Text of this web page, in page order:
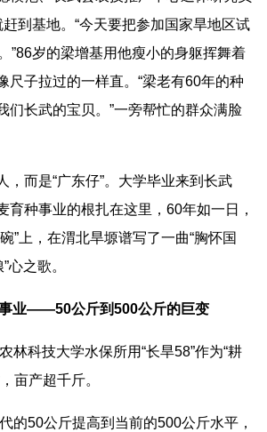
到基地。“今天要把参加国家旱地区试
”86岁的梁增基用他瘦小的身躯挥舞着
尺子拉过的一样直。“梁老有60年的种
们长武的宝贝。”一旁帮忙的群众满脸
，而是“广东仔”。大学毕业来到长武
育种事业的根扎在这里，60年如一日，
”上，在渭北旱塬谱写了一曲“胸怀国
心之歌。
业——50公斤到500公斤的巨变
林科技大学水保所用“长旱58”作为“耕
亩产超千斤。
的50公斤提高到当前的500公斤水平，